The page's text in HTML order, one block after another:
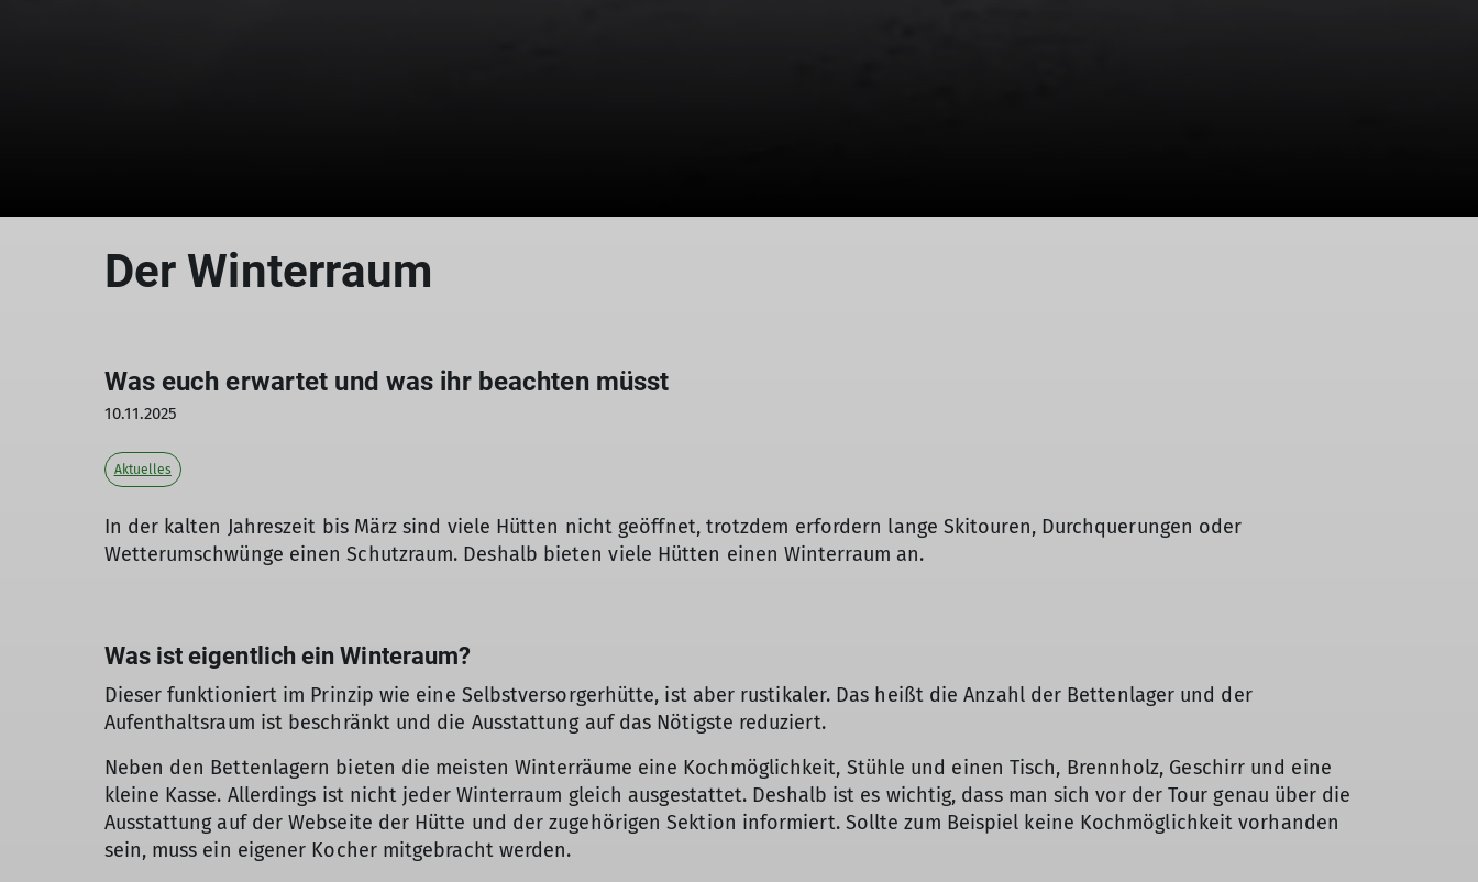
Der Winterraum
Was euch erwartet und was ihr beachten müsst
10.11.2025
Aktuelles
In der kalten Jahreszeit bis März sind viele Hütten nicht geöffnet, trotzdem erfordern lange Skitouren, Durchquerungen oder
Wetterumschwünge einen Schutzraum. Deshalb bieten viele Hütten einen Winterraum an.
Was ist eigentlich ein Winteraum?
Dieser funktioniert im Prinzip wie eine Selbstversorgerhütte, ist aber rustikaler. Das heißt die Anzahl der Bettenlager und der
Aufenthaltsraum ist beschränkt und die Ausstattung auf das Nötigste reduziert.
Neben den Bettenlagern bieten die meisten Winterräume eine Kochmöglichkeit, Stühle und einen Tisch, Brennholz, Geschirr und eine
kleine Kasse. Allerdings ist nicht jeder Winterraum gleich ausgestattet. Deshalb ist es wichtig, dass man sich vor der Tour genau über die
Ausstattung auf der Webseite der Hütte und der zugehörigen Sektion informiert. Sollte zum Beispiel keine Kochmöglichkeit vorhanden
sein, muss ein eigener Kocher mitgebracht werden.